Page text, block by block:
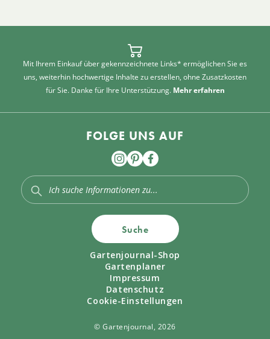
Mit Ihrem Einkauf über gekennzeichnete Links* ermöglichen Sie es
uns, weiterhin hochwertige Inhalte zu erstellen, ohne Zusatzkosten
für Sie. Danke für Ihre Unterstützung. Mehr erfahren
FOLGE UNS AUF
Suche
Gartenjournal-Shop
Gartenplaner
Impressum
Datenschutz
Cookie-Einstellungen
© Gartenjournal, 2026